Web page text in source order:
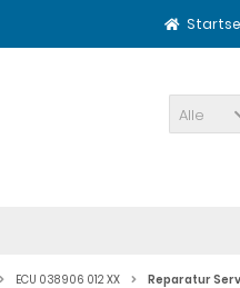
Alle
ECU 038 906 012 XX
Reparatur